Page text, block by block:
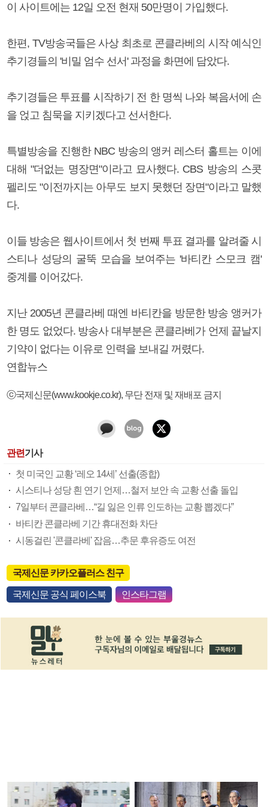
이 사이트에는 12일 오전 현재 50만명이 가입했다.
한편, TV방송국들은 사상 최초로 콘클라베의 시작 예식인
추기경들의 '비밀 엄수 선서' 과정을 화면에 담았다.
추기경들은 투표를 시작하기 전 한 명씩 나와 복음서에 손
을 얹고 침묵을 지키겠다고 선서한다.
특별방송을 진행한 NBC 방송의 앵커 레스터 홀트는 이에
대해 "더없는 명장면"이라고 묘사했다. CBS 방송의 스콧
펠리도 "이전까지는 아무도 보지 못했던 장면"이라고 말했
다.
이들 방송은 웹사이트에서 첫 번째 투표 결과를 알려줄 시
스티나 성당의 굴뚝 모습을 보여주는 '바티칸 스모크 캠'
중계를 이어갔다.
지난 2005년 콘클라베 때엔 바티칸을 방문한 방송 앵커가
한 명도 없었다. 방송사 대부분은 콘클라베가 언제 끝날지
기약이 없다는 이유로 인력을 보내길 꺼렸다.
연합뉴스
ⓒ국제신문(www.kookje.co.kr), 무단 전재 및 재배포 금지
관련기사
첫 미국인 교황 ‘레오 14세’ 선출(종합)
시스티나 성당 흰 연기 언제…철저 보안 속 교황 선출 돌입
7일부터 콘클라베…“길 잃은 인류 인도하는 교황 뽑겠다”
바티칸 콘클라베 기간 휴대전화 차단
시동걸린 '콘클라베' 잡음…추문 후유증도 여전
국제신문 카카오플러스 친구
국제신문 공식 페이스북 인스타그램